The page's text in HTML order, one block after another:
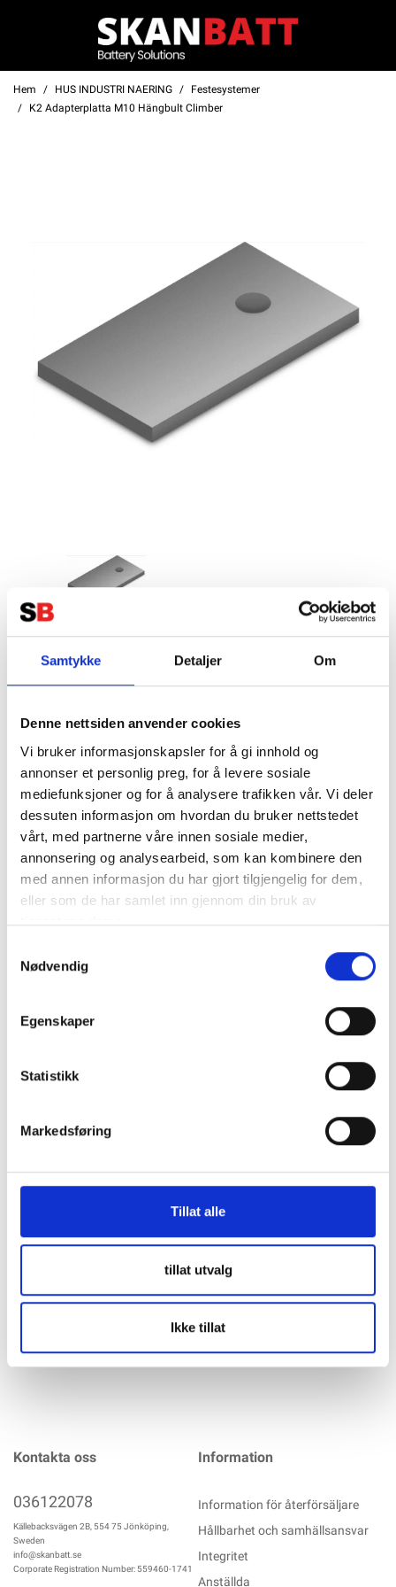
Samtykke Detaljer Om
Denne nettsiden anvender cookies
Vi bruker informasjonskapsler for å gi innhold og
annonser et personlig preg, for å levere sosiale
mediefunksjoner og for å analysere trafikken vår. Vi deler
dessuten informasjon om hvordan du bruker nettstedet
vårt, med partnerne våre innen sosiale medier,
annonsering og analysearbeid, som kan kombinere den
med annen informasjon du har gjort tilgjengelig for dem,
eller som de har samlet inn gjennom din bruk av
tjenestene deres.
Nødvendig
Egenskaper
Statistikk
Markedsføring
Tillat alle
tillat utvalg
Ikke tillat
Hem HUS INDUSTRI NAERING
Festesystemer
K2 Adapterplatta M10 Hängbult Climber
K2 Adapterplatta M10 Hängbult
Climber
Adapterplatta för M10 hängbultar i kombination med Climber
M10 eller som tillbehör till artikeln Dome FixPro. Dimensioner:
5..
mer info
Får endast installeras av ett auktoriserat installatör
Dela den här produkten
Beskrivning
Adapterplatta för M10 hängbultar i kombination med Climber
M10 eller som tillbehör till artikeln Dome FixPro. Dimensioner:
Kontakta oss
036122078
Källebacksvägen 2B, 554 75 Jönköping,
Sweden
info@skanbatt.se
Corporate Registration Number: 559460-1741
Information
Information för återförsäljare
Hållbarhet och samhällsansvar
Integritet
Anställda